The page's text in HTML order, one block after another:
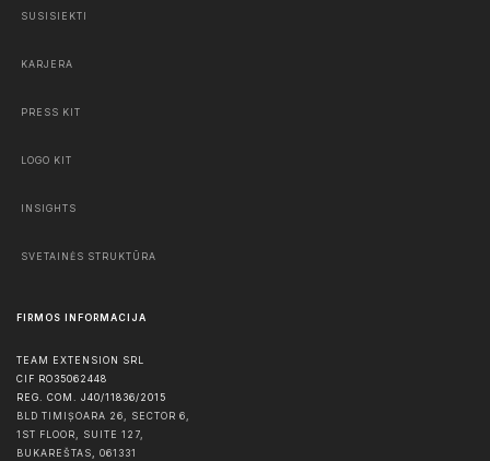
SUSISIEKTI
KARJERA
PRESS KIT
LOGO KIT
INSIGHTS
SVETAINĖS STRUKTŪRA
FIRMOS INFORMACIJA
TEAM EXTENSION SRL
CIF RO35062448
REG. COM. J40/11836/2015
BLD TIMIȘOARA 26, SECTOR 6,
1ST FLOOR, SUITE 127,
BUKAREŠTAS, 061331